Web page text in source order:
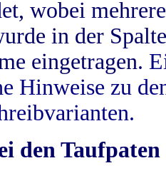
wobei
in der
eingetragen.
Hinweise zu
den Taufpaten